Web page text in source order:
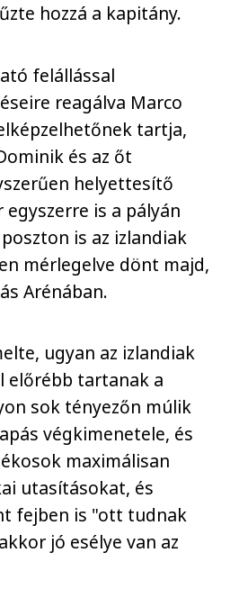
hozzá a kapitány.
felállással
reagálva Marco
tartja,
és az őt
helyettesítő
is a pályán
is az izlandiak
mérlegelve dönt majd,
Arénában.
ugyan az izlandiak
előrébb tartanak a
sok tényezőn múlik
végkimenetele, és
maximálisan
utasításokat, és
fejben is "ott tudnak
jó esélye van az